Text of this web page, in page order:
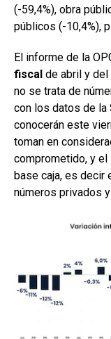
(-59,4%), obra
públicos (-10,4%),
El informe de la
fiscal de abril y del
no se trata de
con los datos de la
conocerán este
toman en
comprometido, y
base caja, es decir
números privados